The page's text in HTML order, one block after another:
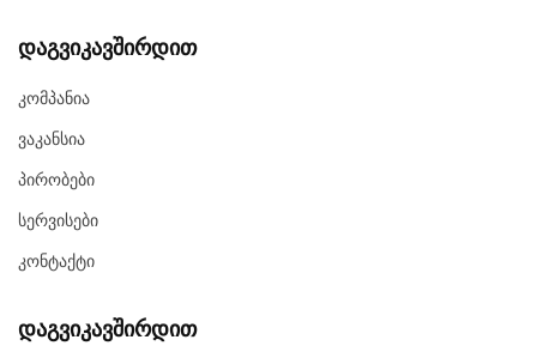
Დაგვიკავშირდით
Კომპანია
Ვაკანსია
Პირობები
Სერვისები
Კონტაქტი
Დაგვიკავშირდით